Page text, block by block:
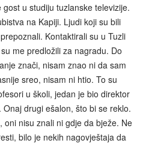
u studiju tuzlanske televizije.
na Kapiji. Ljudi koji su bili
Kontaktirali su u Tuzli
me predložili za nagradu. Do
znači, nisam znao ni da sam
sreo, nisam ni htio. To su
u školi, jedan je bio direktor
drugi ešalon, što bi se reklo.
oni nisu znali ni gdje da bježe. Ne
bilo je nekih nagovještaja da